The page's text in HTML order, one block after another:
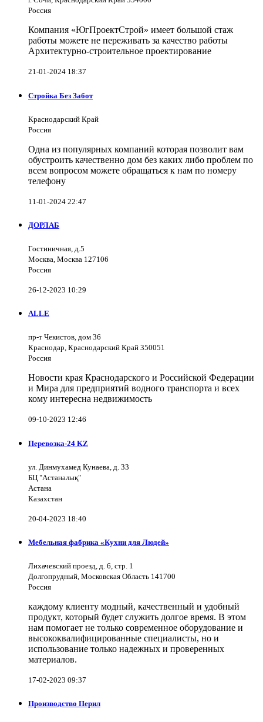
Россия
Компания «ЮгПроектСтрой» имеет большой стаж
работы можете не переживать за качество работы
Архитектурно-строительное проектирование
21-01-2024 18:37
Стройка Без Забот
Краснодарский Край
Россия
Одна из популярных компаний которая позволит вам
обустроить качественно дом без каких либо проблем по
всем вопросом можете обращаться к нам по номеру
телефону
11-01-2024 22:47
ДОРЛАБ
Гостиничная, д.5
Москва, Москва 127106
Россия
26-12-2023 10:29
ALLE
пр-т Чекистов, дом 36
Краснодар, Краснодарский Край 350051
Россия
Новости края Краснодарского и Российской Федерации
и Мира для предприятий водного транспорта и всех
кому интересна недвижимость
09-10-2023 12:46
Перевозка-24 KZ
ул. Динмухамед Кунаева, д. 33
БЦ "Астаналық"
Астана
Казахстан
20-04-2023 18:40
Мебельная фабрика «Кухни для Людей»
Лихачевский проезд, д. 6, стр. 1
Долгопрудный, Московская Область 141700
Россия
каждому клиенту модный, качественный и удобный
продукт, который будет служить долгое время. В этом
нам помогает не только современное оборудование и
высококвалифицированные специалисты, но и
использование только надежных и проверенных
материалов.
17-02-2023 09:37
Производство Перил